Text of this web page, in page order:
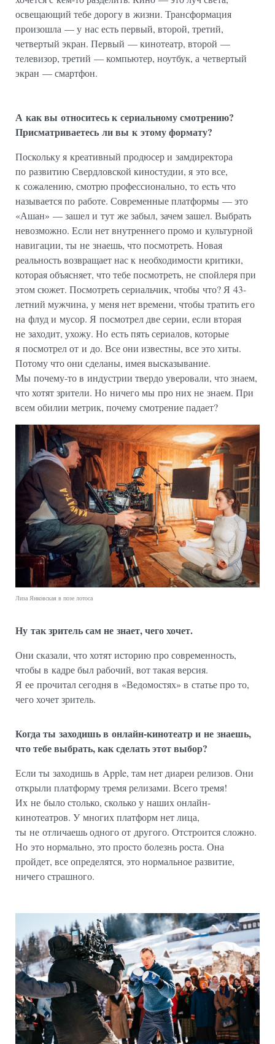
освещающий тебе дорогу в жизни. Трансформация
произошла — у нас есть первый, второй, третий,
четвертый экран. Первый — кинотеатр, второй —
телевизор, третий — компьютер, ноутбук, а четвертый
экран — смартфон.
А как вы относитесь к сериальному смотрению?
Присматриваетесь ли вы к этому формату?
Поскольку я креативный продюсер и замдиректора
по развитию Свердловской киностудии, я это все,
к сожалению, смотрю профессионально, то есть что
называется по работе. Современные платформы — это
«Ашан» — зашел и тут же забыл, зачем зашел. Выбрать
невозможно. Если нет внутреннего промо и культурной
навигации, ты не знаешь, что посмотреть. Новая
реальность возвращает нас к необходимости критики,
которая объясняет, что тебе посмотреть, не спойлеря при
этом сюжет. Посмотреть сериальчик, чтобы что? Я 43-
летний мужчина, у меня нет времени, чтобы тратить его
на флуд и мусор. Я посмотрел две серии, если вторая
не заходит, ухожу. Но есть пять сериалов, которые
я посмотрел от и до. Все они известны, все это хиты.
Потому что они сделаны, имея высказывание.
Мы почему-то в индустрии твердо уверовали, что знаем,
что хотят зрители. Но ничего мы про них не знаем. При
всем обилии метрик, почему смотрение падает?
Лиза Янковская в позе лотоса
Ну так зритель сам не знает, чего хочет.
Они сказали, что хотят историю про современность,
чтобы в кадре был рабочий, вот такая версия.
Я ее прочитал сегодня в «Ведомостях» в статье про то,
чего хочет зритель.
Когда ты заходишь в онлайн-кинотеатр и не знаешь,
что тебе выбрать, как сделать этот выбор?
Если ты заходишь в Apple, там нет диареи релизов. Они
открыли платформу тремя релизами. Всего тремя!
Их не было столько, сколько у наших онлайн-
кинотеатров. У многих платформ нет лица,
ты не отличаешь одного от другого. Отстроится сложно.
Но это нормально, это просто болезнь роста. Она
пройдет, все определятся, это нормальное развитие,
ничего страшного.